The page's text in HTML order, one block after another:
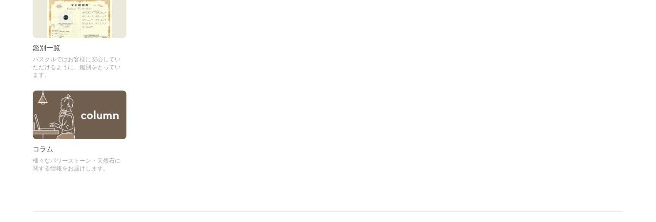
鑑別一覧
パスクルではお客様に安心してい
ただけるように、鑑別をとってい
ます。
コラム
様々なパワーストーン・天然石に
関する情報をお届けします。